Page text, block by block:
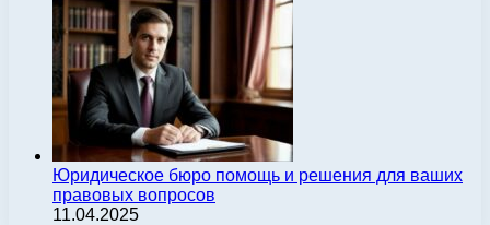
Юридическое бюро помощь и решения для ваших
правовых вопросов
11.04.2025